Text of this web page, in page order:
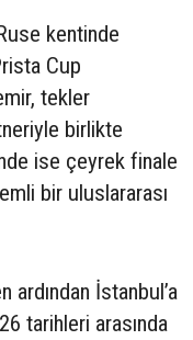
kentinde
Cup
tekler
birlikte
ise çeyrek finale
bir uluslararası
ardından İstanbul’a
tarihleri arasında